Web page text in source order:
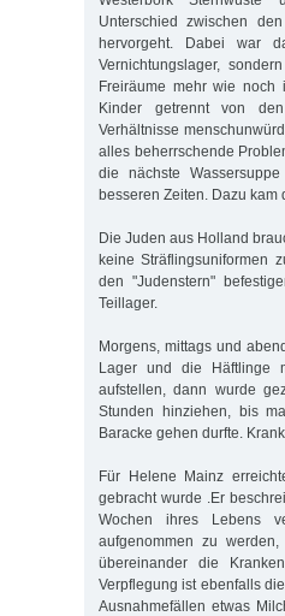
Unterschied zwischen
hervorgeht. Dabei war
Vernichtungslager,
Freiräume mehr wie noch
Kinder getrennt von
Verhältnisse
alles beherrschende
die nächste
besseren Zeiten. Dazu kam
Die Juden aus Holland
keine Sträflingsuniformen
den "Judenstern"
Teillager.
Morgens, mittags und
Lager und die Häftlinge
aufstellen, dann wurde
Stunden hinziehen, bis
Baracke gehen durfte.
Für Helene Mainz
gebracht wurde .Er
Wochen ihres Lebens
aufgenommen zu
übereinander die
Verpflegung ist ebenfalls
Ausnahmefällen etwas